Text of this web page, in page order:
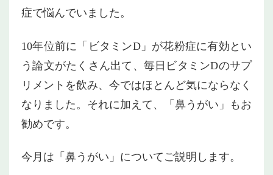
症で悩んでいました。
10年位前に「ビタミンD」が花粉症に有効とい
う論文がたくさん出て、毎日ビタミンDのサプ
リメントを飲み、今ではほとんど気にならなく
なりました。それに加えて、「鼻うがい」もお
勧めです。
今月は「鼻うがい」についてご説明します。